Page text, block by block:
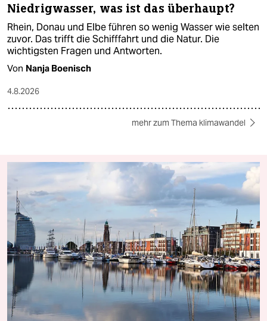
Niedrigwasser, was ist das überhaupt?
Rhein, Donau und Elbe führen so wenig Wasser wie selten
zuvor. Das trifft die Schifffahrt und die Natur. Die
wichtigsten Fragen und Antworten.
Von Nanja Boenisch
4.8.2026
mehr zum Thema klimawandel